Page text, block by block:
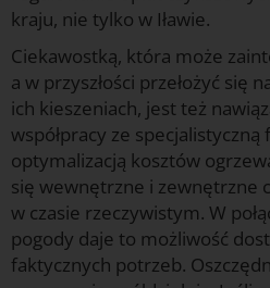
kraju, nie tylko w Iławie.
Ciekawostką, która może
a w przyszłości przełożyć się
ich kieszeniach, jest też
współpracy ze
optymalizacją kosztów
się wewnętrzne i zewnętrzne
w czasie rzeczywistym. W
pogody daje to możliwość
faktycznych potrzeb.